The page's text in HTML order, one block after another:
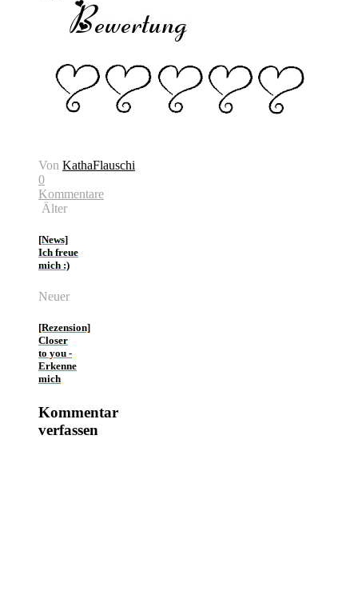
Von KathaFlauschi
0
Kommentare
Älter
[News]
Ich freue
mich :)
Neuer
[Rezension]
Closer
to you -
Erkenne
mich
Kommentar
verfassen